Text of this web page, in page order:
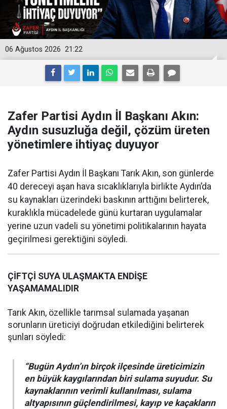
21:22
06 Ağustos 2026
Zafer Partisi Aydın İl Başkanı Akın:
Aydın susuzluğa değil, çözüm üreten
yönetimlere ihtiyaç duyuyor
Zafer Partisi Aydın İl Başkanı Tarık Akın, son günlerde
40 dereceyi aşan hava sıcaklıklarıyla birlikte Aydın’da
su kaynakları üzerindeki baskının arttığını belirterek,
kuraklıkla mücadelede günü kurtaran uygulamalar
yerine uzun vadeli su yönetimi politikalarının hayata
geçirilmesi gerektiğini söyledi.
ÇİFTÇİ SUYA ULAŞMAKTA ENDİŞE
YAŞAMAMALIDIR
Tarık Akın, özellikle tarımsal sulamada yaşanan
sorunların üreticiyi doğrudan etkilediğini belirterek
şunları söyledi:
“Bugün Aydın’ın birçok ilçesinde üreticimizin
en büyük kaygılarından biri sulama suyudur. Su
kaynaklarının verimli kullanılması, sulama
altyapısının güçlendirilmesi, kayıp ve kaçakların